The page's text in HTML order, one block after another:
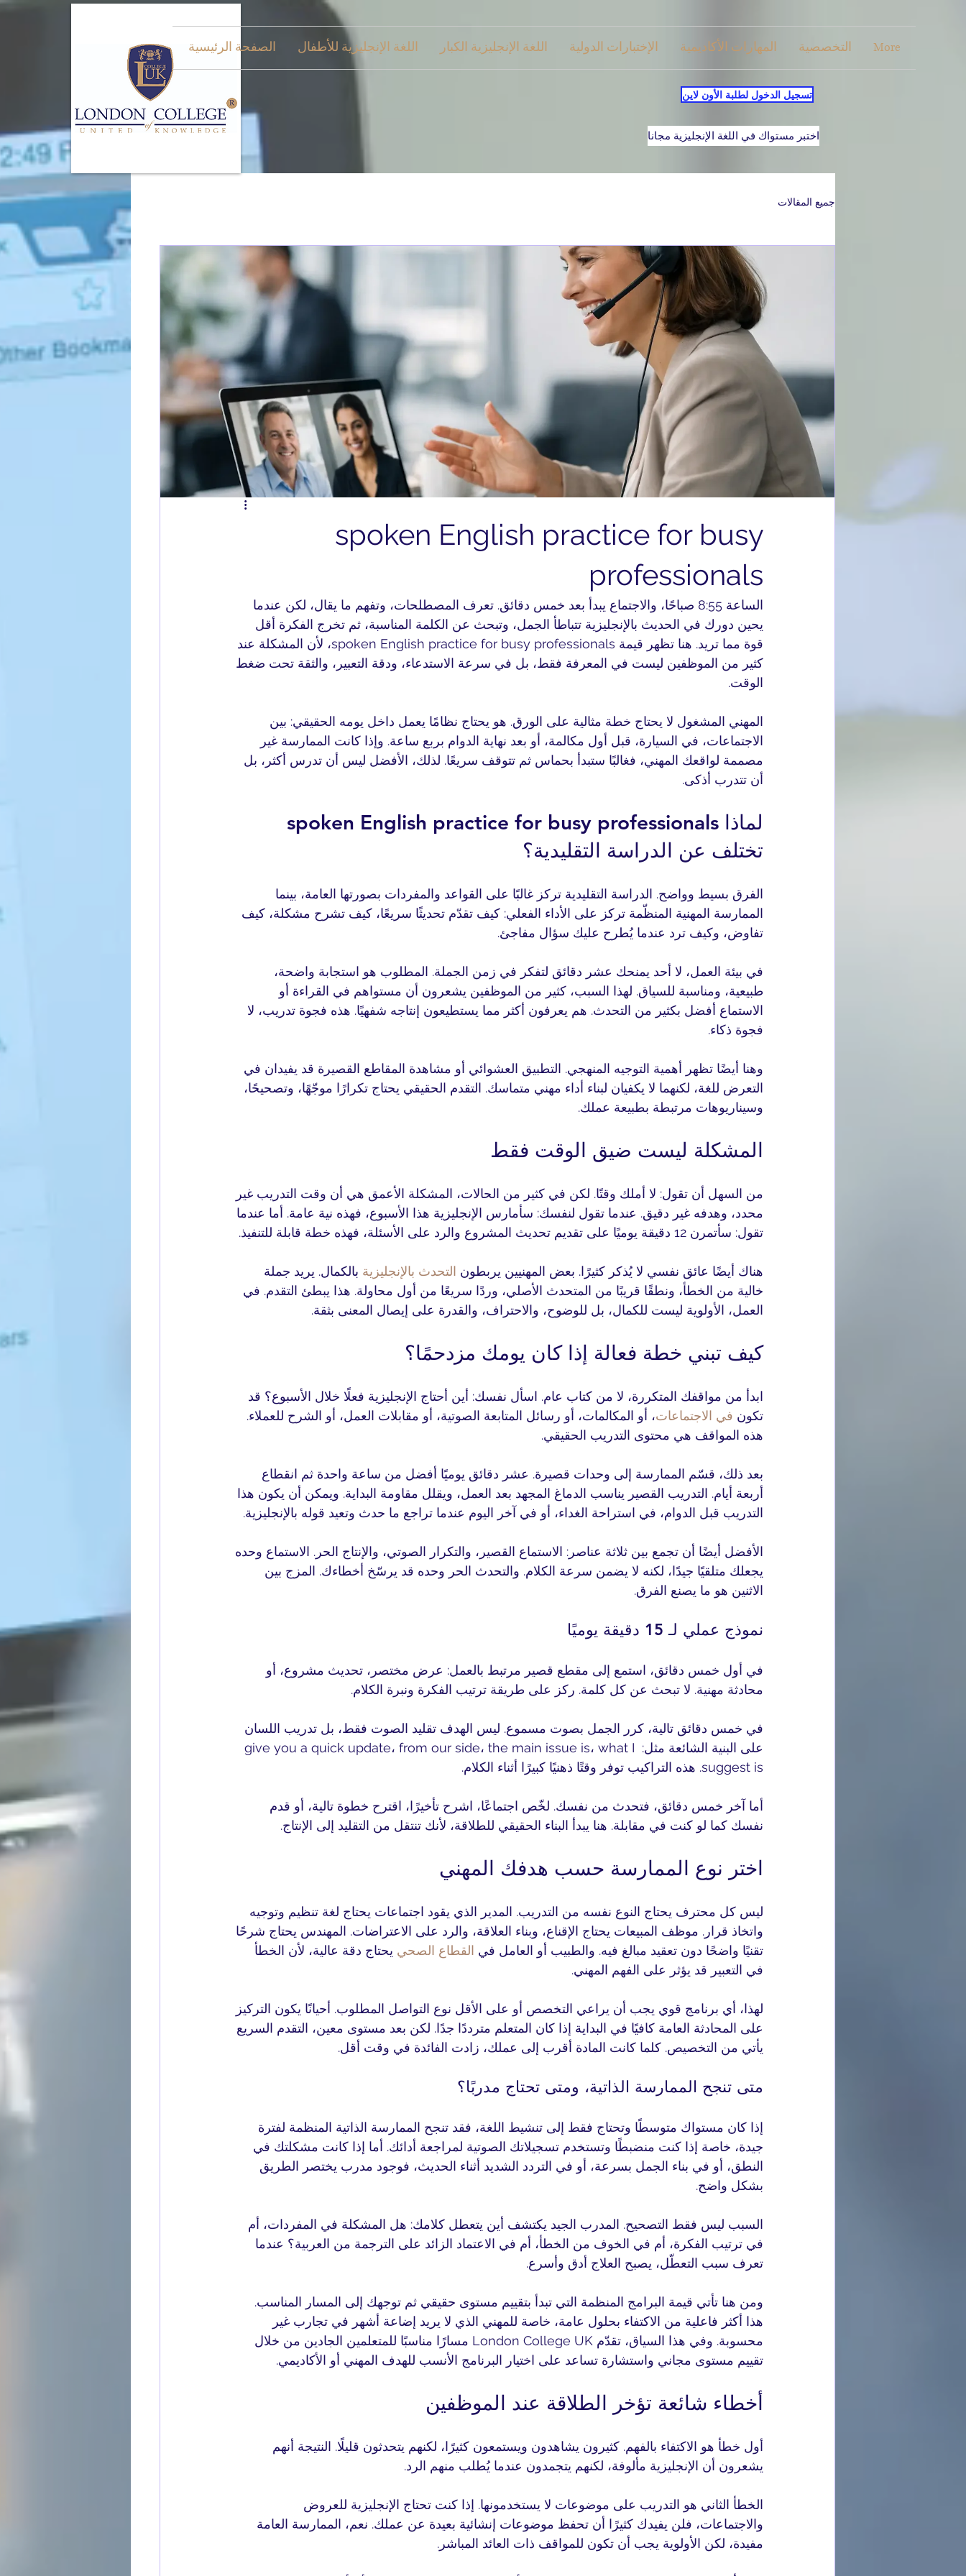
الصفحة الرئيسية اللغة الإنجليزية للأطفال اللغة الإنجليزية الكبار الإختبارات الدولية المهارات الأكاديمية التخصصية More
تسجيل الدخول لطلبة الأون لاين
اختبر مستواك في اللغة الإنجليزية مجانا
جميع المقالات
spoken English practice for busy
professionals
الساعة 8:55 صباحًا، والاجتماع يبدأ بعد خمس دقائق. تعرف المصطلحات، وتفهم ما يقال، لكن عندما
يحين دورك في الحديث بالإنجليزية تتباطأ الجمل، وتبحث عن الكلمة المناسبة، ثم تخرج الفكرة أقل
قوة مما تريد. هنا تظهر قيمة spoken English practice for busy professionals، لأن المشكلة عند
كثير من الموظفين ليست في المعرفة فقط، بل في سرعة الاستدعاء، ودقة التعبير، والثقة تحت ضغط
الوقت.
المهني المشغول لا يحتاج خطة مثالية على الورق. هو يحتاج نظامًا يعمل داخل يومه الحقيقي: بين
الاجتماعات، في السيارة، قبل أول مكالمة، أو بعد نهاية الدوام بربع ساعة. وإذا كانت الممارسة غير
مصممة لواقعك المهني، فغالبًا ستبدأ بحماس ثم تتوقف سريعًا. لذلك، الأفضل ليس أن تدرس أكثر، بل
أن تتدرب أذكى.
تختلف عن الدراسة التقليدية؟
الفرق بسيط وواضح. الدراسة التقليدية تركز غالبًا على القواعد والمفردات بصورتها العامة، بينما
الممارسة المهنية المنظّمة تركز على الأداء الفعلي: كيف تقدّم تحديثًا سريعًا، كيف تشرح مشكلة، كيف
تفاوض، وكيف ترد عندما يُطرح عليك سؤال مفاجئ.
في بيئة العمل، لا أحد يمنحك عشر دقائق لتفكر في زمن الجملة. المطلوب هو استجابة واضحة،
طبيعية، ومناسبة للسياق. لهذا السبب، كثير من الموظفين يشعرون أن مستواهم في القراءة أو
الاستماع أفضل بكثير من التحدث. هم يعرفون أكثر مما يستطيعون إنتاجه شفهيًا. هذه فجوة تدريب، لا
فجوة ذكاء.
وهنا أيضًا تظهر أهمية التوجيه المنهجي. التطبيق العشوائي أو مشاهدة المقاطع القصيرة قد يفيدان في
التعرض للغة، لكنهما لا يكفيان لبناء أداء مهني متماسك. التقدم الحقيقي يحتاج تكرارًا موجّهًا، وتصحيحًا،
وسيناريوهات مرتبطة بطبيعة عملك.
المشكلة ليست ضيق الوقت فقط
من السهل أن تقول: لا أملك وقتًا. لكن في كثير من الحالات، المشكلة الأعمق هي أن وقت التدريب غير
محدد، وهدفه غير دقيق. عندما تقول لنفسك: سأمارس الإنجليزية هذا الأسبوع، فهذه نية عامة. أما عندما
تقول: سأتمرن 12 دقيقة يوميًا على تقديم تحديث المشروع والرد على الأسئلة، فهذه خطة قابلة للتنفيذ.
هناك أيضًا عائق نفسي لا يُذكر كثيرًا. بعض المهنيين يربطون التحدث بالإنجليزية بالكمال. يريد جملة
خالية من الخطأ، ونطقًا قريبًا من المتحدث الأصلي، وردًا سريعًا من أول محاولة. هذا يبطئ التقدم. في
العمل، الأولوية ليست للكمال، بل للوضوح، والاحتراف، والقدرة على إيصال المعنى بثقة.
كيف تبني خطة فعالة إذا كان يومك مزدحمًا؟
ابدأ من مواقفك المتكررة، لا من كتاب عام. اسأل نفسك: أين أحتاج الإنجليزية فعلًا خلال الأسبوع؟ قد
تكون في الاجتماعات، أو المكالمات، أو رسائل المتابعة الصوتية، أو مقابلات العمل، أو الشرح للعملاء.
هذه المواقف هي محتوى التدريب الحقيقي.
بعد ذلك، قسّم الممارسة إلى وحدات قصيرة. عشر دقائق يوميًا أفضل من ساعة واحدة ثم انقطاع
أربعة أيام. التدريب القصير يناسب الدماغ المجهد بعد العمل، ويقلل مقاومة البداية. ويمكن أن يكون هذا
التدريب قبل الدوام، في استراحة الغداء، أو في آخر اليوم عندما تراجع ما حدث وتعيد قوله بالإنجليزية.
الأفضل أيضًا أن تجمع بين ثلاثة عناصر: الاستماع القصير، والتكرار الصوتي، والإنتاج الحر. الاستماع وحده
يجعلك متلقيًا جيدًا، لكنه لا يضمن سرعة الكلام. والتحدث الحر وحده قد يرسّخ أخطاءك. المزج بين
الاثنين هو ما يصنع الفرق.
نموذج عملي لـ 15 دقيقة يوميًا
في أول خمس دقائق، استمع إلى مقطع قصير مرتبط بالعمل: عرض مختصر، تحديث مشروع، أو
محادثة مهنية. لا تبحث عن كل كلمة. ركز على طريقة ترتيب الفكرة ونبرة الكلام.
في خمس دقائق تالية، كرر الجمل بصوت مسموع. ليس الهدف تقليد الصوت فقط، بل تدريب اللسان
على البنية الشائعة مثل: give you a quick update، from our side، the main issue is، what I
suggest is. هذه التراكيب توفر وقتًا ذهنيًا كبيرًا أثناء الكلام.
أما آخر خمس دقائق، فتحدث من نفسك. لخّص اجتماعًا، اشرح تأخيرًا، اقترح خطوة تالية، أو قدم
نفسك كما لو كنت في مقابلة. هنا يبدأ البناء الحقيقي للطلاقة، لأنك تنتقل من التقليد إلى الإنتاج.
اختر نوع الممارسة حسب هدفك المهني
ليس كل محترف يحتاج النوع نفسه من التدريب. المدير الذي يقود اجتماعات يحتاج لغة تنظيم وتوجيه
واتخاذ قرار. موظف المبيعات يحتاج الإقناع، وبناء العلاقة، والرد على الاعتراضات. المهندس يحتاج شرحًا
تقنيًا واضحًا دون تعقيد مبالغ فيه. والطبيب أو العامل في القطاع الصحي يحتاج دقة عالية، لأن الخطأ
في التعبير قد يؤثر على الفهم المهني.
لهذا، أي برنامج قوي يجب أن يراعي التخصص أو على الأقل نوع التواصل المطلوب. أحيانًا يكون التركيز
على المحادثة العامة كافيًا في البداية إذا كان المتعلم مترددًا جدًا. لكن بعد مستوى معين، التقدم السريع
يأتي من التخصيص. كلما كانت المادة أقرب إلى عملك، زادت الفائدة في وقت أقل.
متى تنجح الممارسة الذاتية، ومتى تحتاج مدربًا؟
إذا كان مستواك متوسطًا وتحتاج فقط إلى تنشيط اللغة، فقد تنجح الممارسة الذاتية المنظمة لفترة
جيدة، خاصة إذا كنت منضبطًا وتستخدم تسجيلاتك الصوتية لمراجعة أدائك. أما إذا كانت مشكلتك في
النطق، أو في بناء الجمل بسرعة، أو في التردد الشديد أثناء الحديث، فوجود مدرب يختصر الطريق
بشكل واضح.
السبب ليس فقط التصحيح. المدرب الجيد يكتشف أين يتعطل كلامك: هل المشكلة في المفردات، أم
في ترتيب الفكرة، أم في الخوف من الخطأ، أم في الاعتماد الزائد على الترجمة من العربية؟ عندما
تعرف سبب التعطّل، يصبح العلاج أدق وأسرع.
ومن هنا تأتي قيمة البرامج المنظمة التي تبدأ بتقييم مستوى حقيقي ثم توجهك إلى المسار المناسب.
هذا أكثر فاعلية من الاكتفاء بحلول عامة، خاصة للمهني الذي لا يريد إضاعة أشهر في تجارب غير
محسوبة. وفي هذا السياق، تقدّم London College UK مسارًا مناسبًا للمتعلمين الجادين من خلال
تقييم مستوى مجاني واستشارة تساعد على اختيار البرنامج الأنسب للهدف المهني أو الأكاديمي.
أخطاء شائعة تؤخر الطلاقة عند الموظفين
أول خطأ هو الاكتفاء بالفهم. كثيرون يشاهدون ويستمعون كثيرًا، لكنهم يتحدثون قليلًا. النتيجة أنهم
يشعرون أن الإنجليزية مألوفة، لكنهم يتجمدون عندما يُطلب منهم الرد.
الخطأ الثاني هو التدريب على موضوعات لا يستخدمونها. إذا كنت تحتاج الإنجليزية للعروض
والاجتماعات، فلن يفيدك كثيرًا أن تحفظ موضوعات إنشائية بعيدة عن عملك. نعم، الممارسة العامة
مفيدة، لكن الأولوية يجب أن تكون للمواقف ذات العائد المباشر.